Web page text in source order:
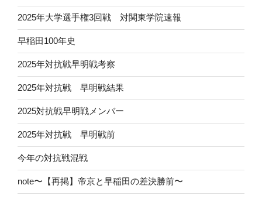
2025年大学選手権3回戦 対関東学院速報
早稲田100年史
2025年対抗戦早明戦考察
2025年対抗戦 早明戦結果
2025対抗戦早明戦メンバー
2025年対抗戦 早明戦前
今年の対抗戦混戦
note〜【再掲】帝京と早稲田の差決勝前〜